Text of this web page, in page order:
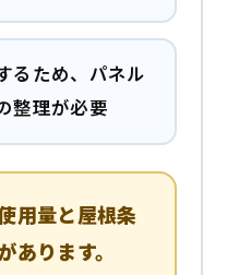
るため、パネル
整理が必要
用量と屋根条
あります。